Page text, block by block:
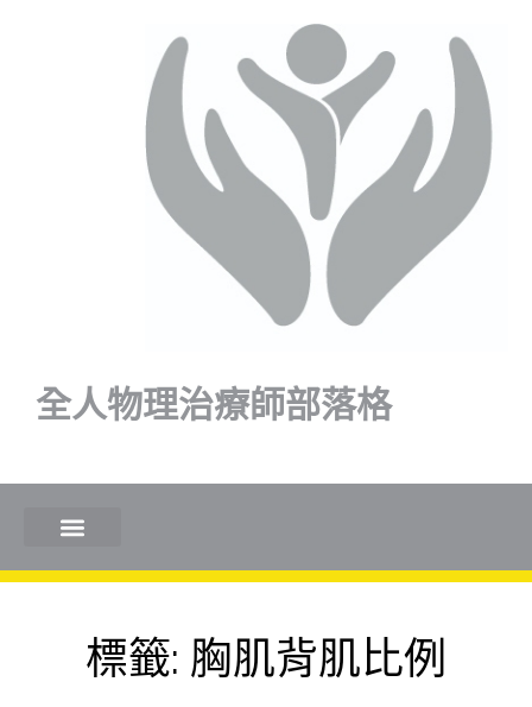
全人物理治療師部落格
標籤: 胸肌背肌比例